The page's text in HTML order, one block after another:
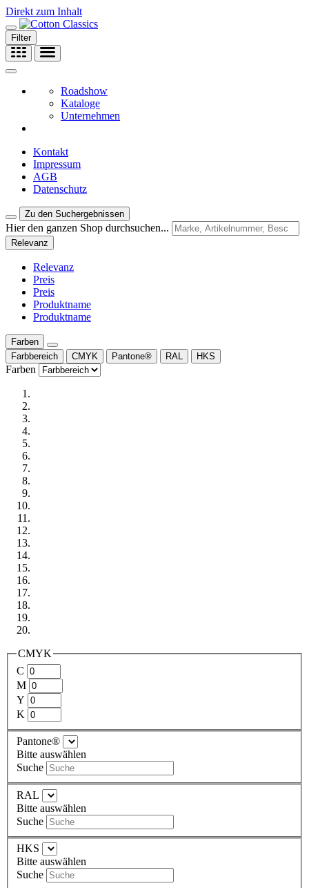
Direkt zum Inhalt
Filter
Roadshow
Kataloge
Unternehmen
Kontakt
Impressum
AGB
Datenschutz
Zu den Suchergebnissen
Hier den ganzen Shop durchsuchen...
Relevanz
Relevanz
Preis
Preis
Produktname
Produktname
Farben
Farbbereich
CMYK Pantone® RAL HKS
Farben
CMYK
C
M
Y
K
Pantone®
Bitte auswählen
Suche
RAL
Bitte auswählen
Suche
HKS
Bitte auswählen
Suche